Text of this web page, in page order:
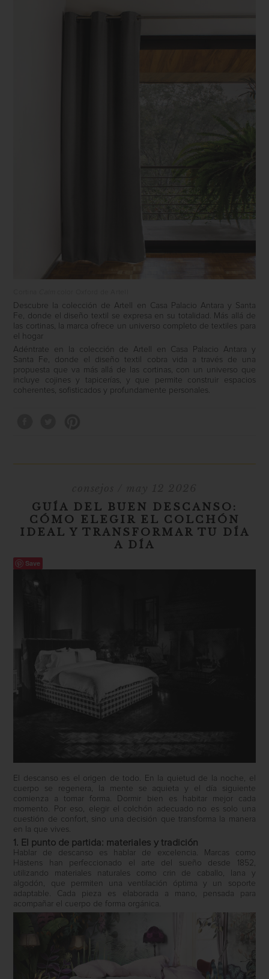
Descubre la colección de Artell
en Casa Palacio Antara y Santa
Fe, donde el diseño textil se expresa en su totalidad. Más allá de
las cortinas, la marca ofrece un universo completo de textiles para
el hogar
Adéntrate en la colección de Artell
en Casa Palacio Antara y
Santa Fe, donde el diseño textil cobra vida a través de una
propuesta que va más allá de las cortinas, con un universo que
incluye cojines y tapicerías, y que permite construir espacios
coherentes, sofisticados y profundamente personales.
GUÍA DEL BUEN DESCANSO:
CÓMO ELEGIR EL COLCHÓN
IDEAL Y TRANSFORMAR TU DÍA
A DÍA
Save
El descanso es el origen de todo. En la quietud de la noche, el
cuerpo se regenera, la mente se aquieta y el día siguiente
comienza a tomar forma. Dormir bien es habitar mejor cada
momento. Por eso, elegir el colchón adecuado no es solo una
cuestión de confort, sino una decisión que transforma la manera
en la que vives.
1. El punto de partida: materiales y tradición
Hablar de descanso es hablar de excelencia. Marcas como
Hästens
han perfeccionado el arte del sueño desde 1852,
utilizando materiales naturales como crin de caballo, lana y
algodón, que permiten una ventilación óptima y un soporte
adaptable. Cada pieza es elaborada a mano, pensada para
acompañar el cuerpo de forma orgánica.